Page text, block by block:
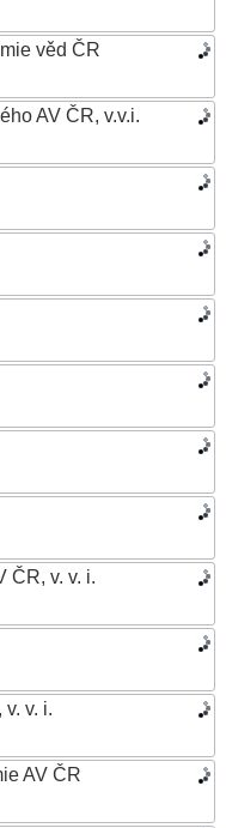
věd ČR
AV ČR, v.v.i.
ČR, v. v. i.
v. i.
AV ČR